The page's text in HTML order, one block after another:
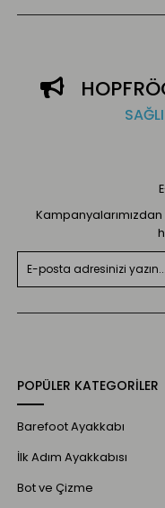
POPÜLER KATEGORİLER
Barefoot Ayakkabı
İlk Adım Ayakkabısı
Bot ve Çizme